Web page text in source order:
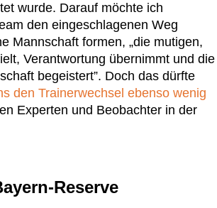
wurde. Darauf möchte ich
den eingeschlagenen Weg
Mannschaft formen, „die mutigen,
Verantwortung übernimmt und die
begeistert”. Doch das dürfte
den Trainerwechsel ebenso wenig
Experten und Beobachter in der
Reserve